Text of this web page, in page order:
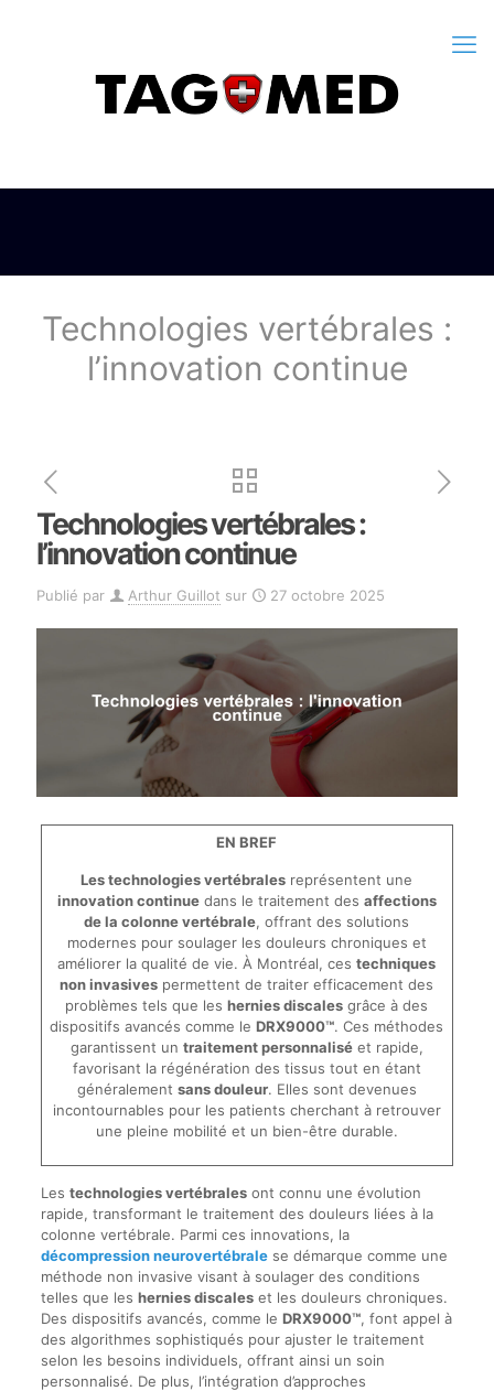
Technologies vertébrales :
l’innovation continue
Technologies vertébrales :
l’innovation continue
Publié par Arthur Guillot sur 27 octobre 2025
EN BREF
Les technologies vertébrales représentent une
innovation continuedans le traitement des affections
de la colonne vertébrale, offrant des solutions
modernes pour soulager les douleurs chroniques et
améliorer la qualité de vie. À Montréal, cestechniques
non invasives permettent de traiter efficacement des
problèmes tels que leshernies discales grâce à des
dispositifs avancés comme leDRX9000™. Ces méthodes
garantissent un traitement personnaliséet rapide,
favorisant la régénération des tissus tout en étant
généralement sans douleur. Elles sont devenues
incontournables pour les patients cherchant à retrouver
une pleine mobilité et un bien-être durable.
Les technologies vertébralesont connu une évolution
rapide, transformant le traitement des douleurs liées à la
colonne vertébrale. Parmi ces innovations, la
décompression neurovertébralese démarque comme une
méthode non invasive visant à soulager des conditions
telles que les hernies discaleset les douleurs chroniques.
Des dispositifs avancés, comme le DRX9000™, font appel à
des algorithmes sophistiqués pour ajuster le traitement
selon les besoins individuels, offrant ainsi un soin
personnalisé. De plus, l’intégration d’approches